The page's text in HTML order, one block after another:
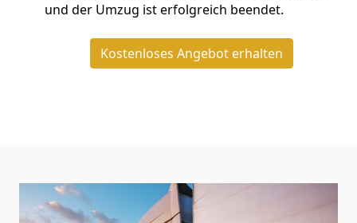
und der Umzug ist erfolgreich beendet.
Kostenloses Angebot erhalten